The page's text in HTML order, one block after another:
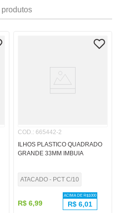
7º papel
9
produtos
COD.: 665442-2
ILHOS PLASTICO QUADRADO
GRANDE 33MM IMBUIA
ATACADO - PCT C/10
R$ 6,99
ACIMA DE R$1000
R$ 6,01